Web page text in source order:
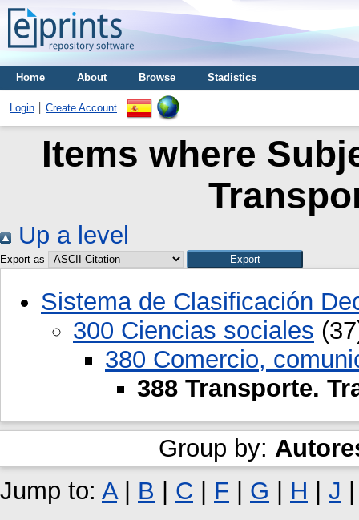
Home About Browse Stadistics
Login Create Account
Items where
Up a level
Export as
Sistema de Clasificación
300 Ciencias sociales
380 Comercio,
388 Transporte.
Group by:
Jump to: A| B | C | F | G | H | J